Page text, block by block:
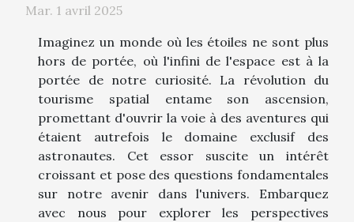
Mar. 1 avril 2025
Imaginez un monde où les étoiles ne sont plus
hors de portée, où l'infini de l'espace est à la
portée de notre curiosité. La révolution du
tourisme spatial entame son ascension,
promettant d'ouvrir la voie à des aventures qui
étaient autrefois le domaine exclusif des
astronautes. Cet essor suscite un intérêt
croissant et pose des questions fondamentales
sur notre avenir dans l'univers. Embarquez
avec nous pour explorer les perspectives